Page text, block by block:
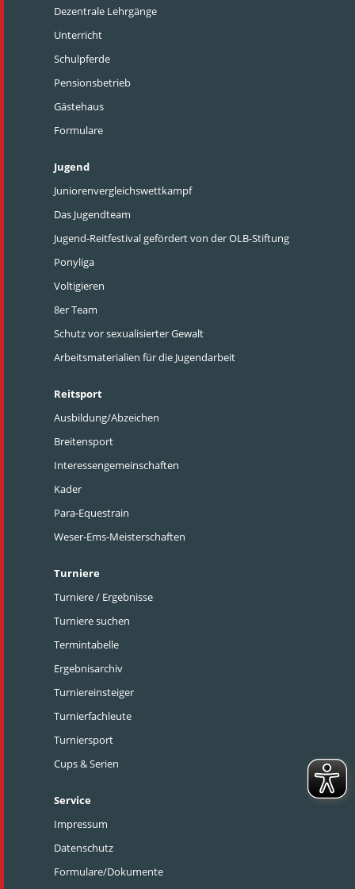
Dezentrale Lehrgänge
Unterricht
Schulpferde
Pensionsbetrieb
Gästehaus
Formulare
Jugend
Juniorenvergleichswettkampf
Das Jugendteam
Jugend-Reitfestival gefördert von der OLB-Stiftung
Ponyliga
Voltigieren
8er Team
Schutz vor sexualisierter Gewalt
Arbeitsmaterialien für die Jugendarbeit
Reitsport
Ausbildung/Abzeichen
Breitensport
Interessengemeinschaften
Kader
Para-Equestrain
Weser-Ems-Meisterschaften
Turniere
Turniere / Ergebnisse
Turniere suchen
Termintabelle
Ergebnisarchiv
Turniereinsteiger
Turnierfachleute
Turniersport
Cups & Serien
Service
Impressum
Datenschutz
Formulare/Dokumente